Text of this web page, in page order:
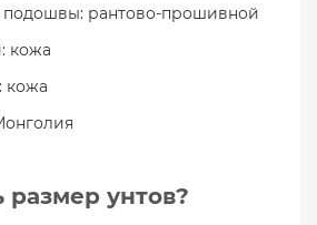
подошвы: рантово-прошивной
кожа
кожа
размер унтов?